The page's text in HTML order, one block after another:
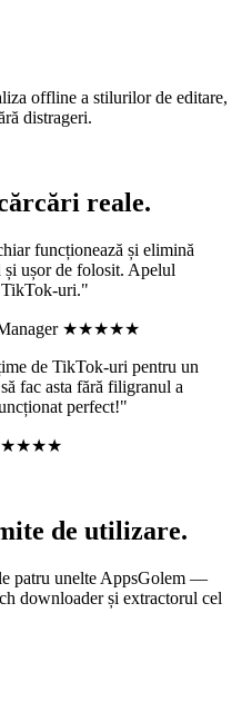
offline a stilurilor de editare,
distrageri.
reale.
funcționează și elimină
ușor de folosit. Apelul
TikTok-uri."
★★★★★
de TikTok-uri pentru un
fac asta fără filigranul a
perfect!"
de utilizare.
patru unelte AppsGolem —
downloader și extractorul cel